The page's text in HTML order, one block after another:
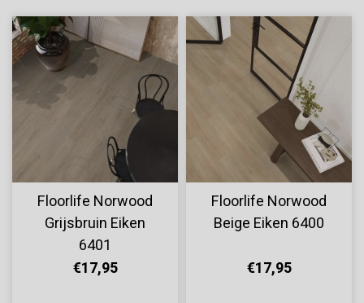
Floorlife Norwood
Grijsbruin Eiken
6401
€17,95
Floorlife Norwood
Beige Eiken 6400
€17,95